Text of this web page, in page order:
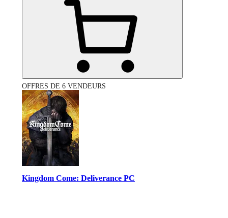
OFFRES DE 6 VENDEURS
Kingdom Come: Deliverance PC